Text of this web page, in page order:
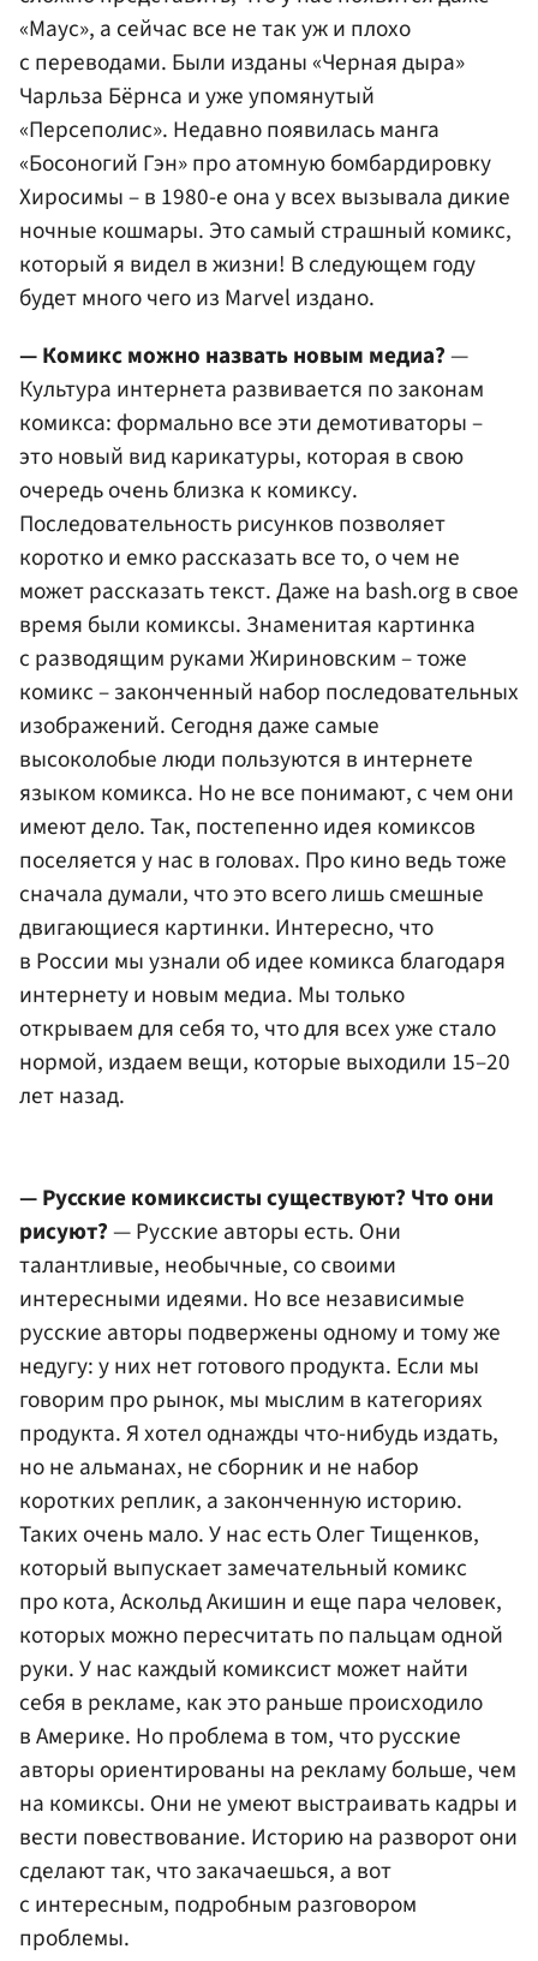
«Маус», а сейчас все не так уж и плохо
с переводами. Были изданы «Черная дыра»
Чарльза Бёрнса и уже упомянутый
«Персеполис». Недавно появилась манга
«Босоногий Гэн» про атомную бомбардировку
Хиросимы – в 1980-е она у всех вызывала дикие
ночные кошмары. Это самый страшный комикс,
который я видел в жизни! В следующем году
будет много чего из Marvel издано.
— Комикс можно назвать новым медиа?—
Культура интернета развивается по законам
комикса: формально все эти демотиваторы –
это новый вид карикатуры, которая в свою
очередь очень близка к комиксу.
Последовательность рисунков позволяет
коротко и емко рассказать все то, о чем не
может рассказать текст. Даже на bash.org в свое
время были комиксы. Знаменитая картинка
с разводящим руками Жириновским – тоже
комикс – законченный набор последовательных
изображений. Сегодня даже самые
высоколобые люди пользуются в интернете
языком комикса. Но не все понимают, с чем они
имеют дело. Так, постепенно идея комиксов
поселяется у нас в головах. Про кино ведь тоже
сначала думали, что это всего лишь смешные
двигающиеся картинки. Интересно, что
в России мы узнали об идее комикса благодаря
интернету и новым медиа. Мы только
открываем для себя то, что для всех уже стало
нормой, издаем вещи, которые выходили 15–20
лет назад.
— Русские комиксисты существуют? Что они
рисуют?— Русские авторы есть. Они
талантливые, необычные, со своими
интересными идеями. Но все независимые
русские авторы подвержены одному и тому же
недугу: у них нет готового продукта. Если мы
говорим про рынок, мы мыслим в категориях
продукта. Я хотел однажды что-нибудь издать,
но не альманах, не сборник и не набор
коротких реплик, а законченную историю.
Таких очень мало. У нас есть Олег Тищенков,
который выпускает замечательный комикс
про кота, Аскольд Акишин и еще пара человек,
которых можно пересчитать по пальцам одной
руки. У нас каждый комиксист может найти
себя в рекламе, как это раньше происходило
в Америке. Но проблема в том, что русские
авторы ориентированы на рекламу больше, чем
на комиксы. Они не умеют выстраивать кадры и
вести повествование. Историю на разворот они
сделают так, что закачаешься, а вот
с интересным, подробным разговором
проблемы.